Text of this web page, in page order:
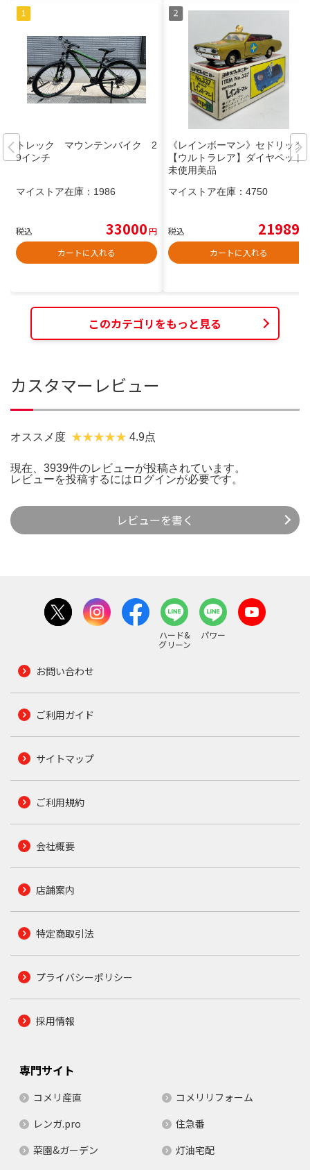
トレック マウンテンバイク 2
9インチ
マイストア在庫： 1986
税込 33000円
カートに入れる
《レインボーマン》セドリック
【ウルトラレア】ダイヤペット
未使用美品
マイストア在庫： 4750
税込 21989
カートに入れる
このカテゴリをもっと見る
カスタマーレビュー
オススメ度 4.9点
現在、3939件のレビューが投稿されています。
レビューを投稿するには ログインが必要です。
レビューを書く
ハード&
グリーン
パワー
お問い合わせ
ご利用ガイド
サイトマップ
ご利用規約
会社概要
店舗案内
特定商取引法
プライバシーポリシー
採用情報
専門サイト
コメリ産直
コメリリフォーム
レンガ.pro
住急番
菜園&ガーデン
灯油宅配